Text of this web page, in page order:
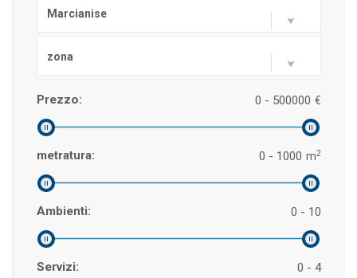
Marcianise
zona
Prezzo: €
0 - 500000
metratura: m2
0 - 1000
Ambienti: 0 - 10
Servizi: 0 - 4